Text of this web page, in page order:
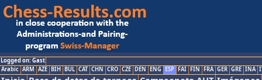
Logged on: Gast
Arabic ARM AZE BIH BUL CAT CHN CRO CZE DEN ENG ESP FAI FIN FRA GER GRE INA